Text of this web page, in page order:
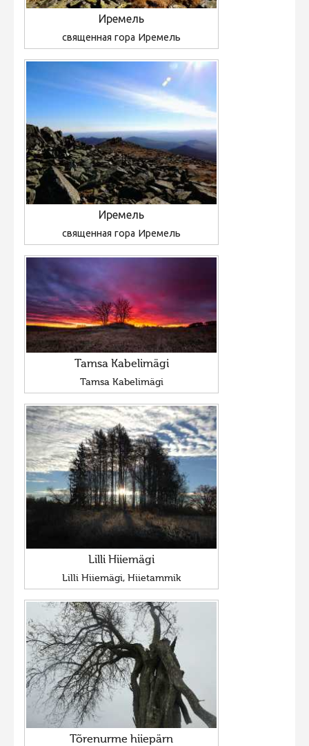
Иремель
священная гора Иремель
Иремель
священная гора Иремель
Tamsa Kabelimägi
Tamsa Kabelimägi
Lilli Hiiemägi
Lilli Hiiemägi, Hiietammik
Tõrenurme hiiepärn